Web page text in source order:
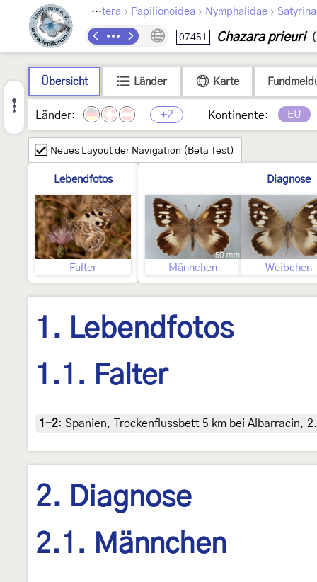
Lepidoptera › Papilionoidea › Nymphalidae ›
07451 Chazara prieuri
Übersicht Länder Karte
Länder: +2 Kontinente: EU
Neues Layout der Navigation (Beta Test)
Lebendfotos
Falter
Diagnose
Männchen Weibchen
1. Lebendfotos
1.1. Falter
1-2: Spanien, Trockenflussbett 5 km bei Albarracin,
2. Diagnose
2.1. Männchen